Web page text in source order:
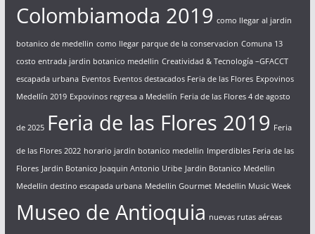
Colombiamoda 2019 como llegar al jardin
botanico de medellin como llegar parque de la conservacion Comuna 13
costo entrada jardin botanico medellin Creatividad & Tecnología –GFACCT
escapada urbana Eventos Eventos destacados Feria de las Flores Expovinos
Medellín 2019 Expovinos regresa a Medellín Feria de las Flores 4 de agosto
de 2025 Feria de las Flores 2019 Feria
de las Flores 2022 horario jardin botanico medellin Imperdibles Feria de las
Flores Jardin Botanico Joaquin Antonio Uribe Jardin Botanico Medellin
Medellin destino escapada urbana Medellin Gourmet Medellin Music Week
Museo de Antioquia nuevas rutas aéreas